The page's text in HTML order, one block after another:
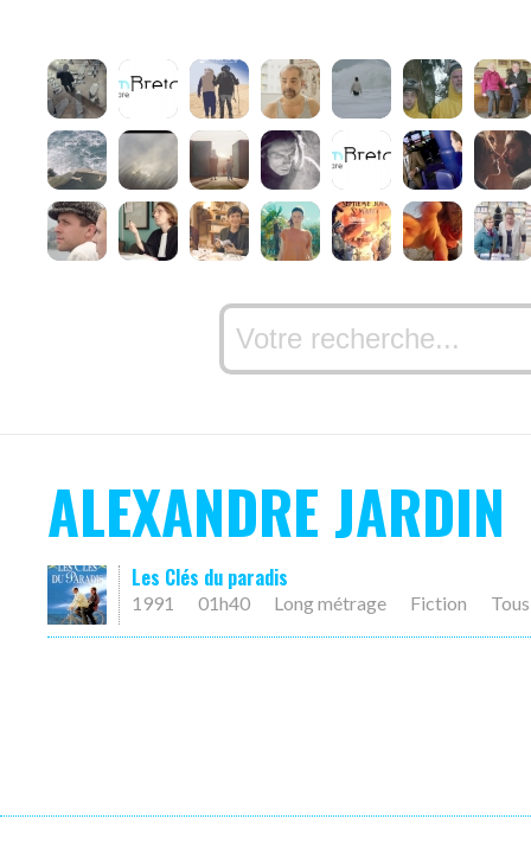
ALEXANDRE JARDIN
Les Clés du paradis
1991 01h40 Long métrage Fiction